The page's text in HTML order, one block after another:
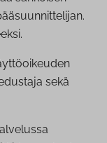
sekä